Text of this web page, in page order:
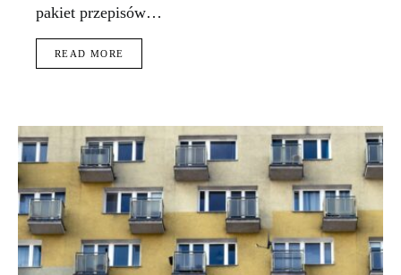
pakiet przepisów…
READ MORE